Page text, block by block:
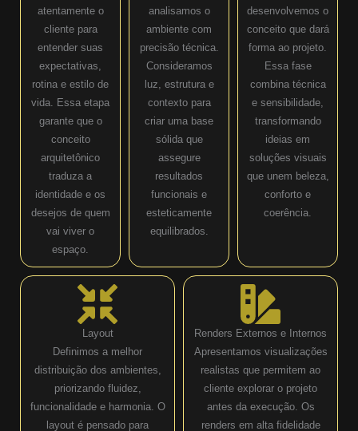
atentamente o
cliente para
entender suas
expectativas,
rotina e estilo de
vida. Essa etapa
garante que o
conceito
arquitetônico
traduza a
identidade e os
desejos de quem
vai viver o
espaço.
analisamos o
ambiente com
precisão técnica.
Consideramos
luz, estrutura e
contexto para
criar uma base
sólida que
assegure
resultados
funcionais e
esteticamente
equilibrados.
desenvolvemos o
conceito que dará
forma ao projeto.
Essa fase
combina técnica
e sensibilidade,
transformando
ideias em
soluções visuais
que unem beleza,
conforto e
coerência.
Layout
Definimos a melhor
distribuição dos ambientes,
priorizando fluidez,
funcionalidade e harmonia. O
layout é pensado para
Renders Externos e Internos
Apresentamos visualizações
realistas que permitem ao
cliente explorar o projeto
antes da execução. Os
renders em alta fidelidade